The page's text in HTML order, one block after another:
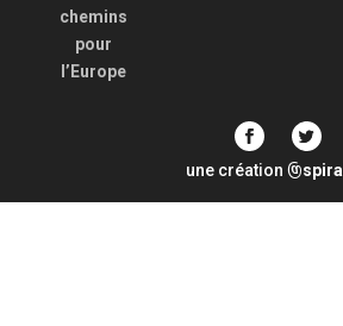
chemins
pour
l’Europe
une création @spiral